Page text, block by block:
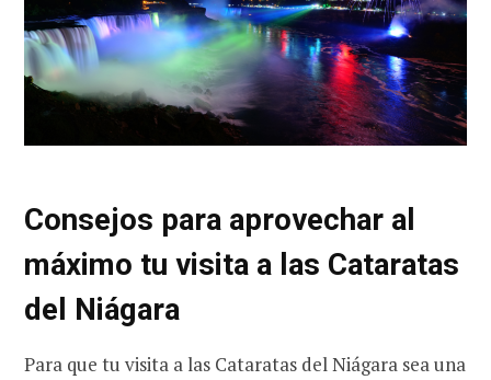
Consejos para aprovechar al
máximo tu visita a las Cataratas
del Niágara
Para que tu visita a las Cataratas del Niágara sea una